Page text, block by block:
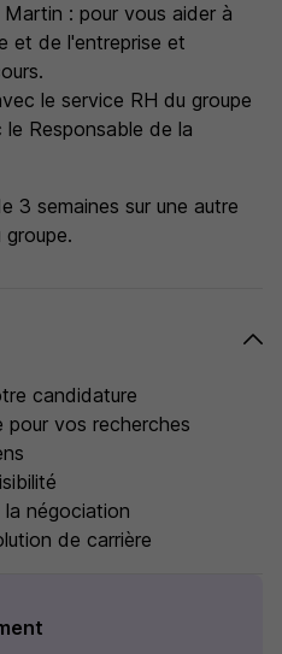
: pour vous aider à
et de l'entreprise et
le service RH du groupe
Responsable de la
3 semaines sur une autre
candidature
pour vos recherches
négociation
de carrière